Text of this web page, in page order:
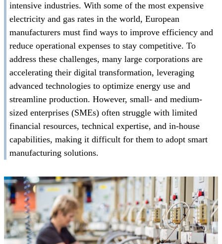
intensive industries. With some of the most expensive
electricity and gas rates in the world, European
manufacturers must find ways to improve efficiency and
reduce operational expenses to stay competitive. To
address these challenges, many large corporations are
accelerating their digital transformation, leveraging
advanced technologies to optimize energy use and
streamline production. However, small- and medium-
sized enterprises (SMEs) often struggle with limited
financial resources, technical expertise, and in-house
capabilities, making it difficult for them to adopt smart
manufacturing solutions.